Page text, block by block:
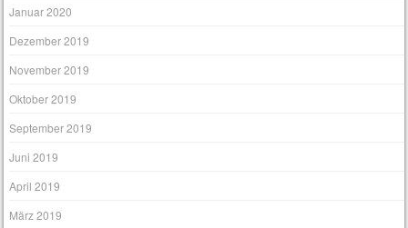
Januar 2020
Dezember 2019
November 2019
Oktober 2019
September 2019
Juni 2019
April 2019
März 2019